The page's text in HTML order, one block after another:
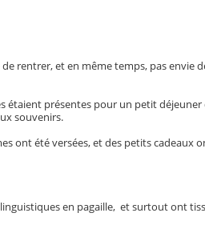
rentrer, et en même temps, pas envie
étaient présentes pour un petit déjeuner
souvenirs.
ont été versées, et des petits cadeaux
en pagaille, et surtout ont